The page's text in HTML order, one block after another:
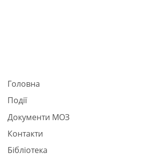
Головна
Події
Документи МОЗ
Контакти
Бібліотека